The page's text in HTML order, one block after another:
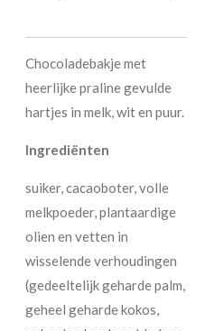
Chocoladebakje met
heerlijke praline gevulde
hartjes in melk, wit en puur.
Ingrediënten
suiker, cacaoboter, volle
melkpoeder, plantaardige
olien en vetten in
wisselende verhoudingen
(gedeeltelijk geharde palm,
geheel geharde kokos,